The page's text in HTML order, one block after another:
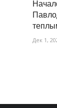
Дек 1,